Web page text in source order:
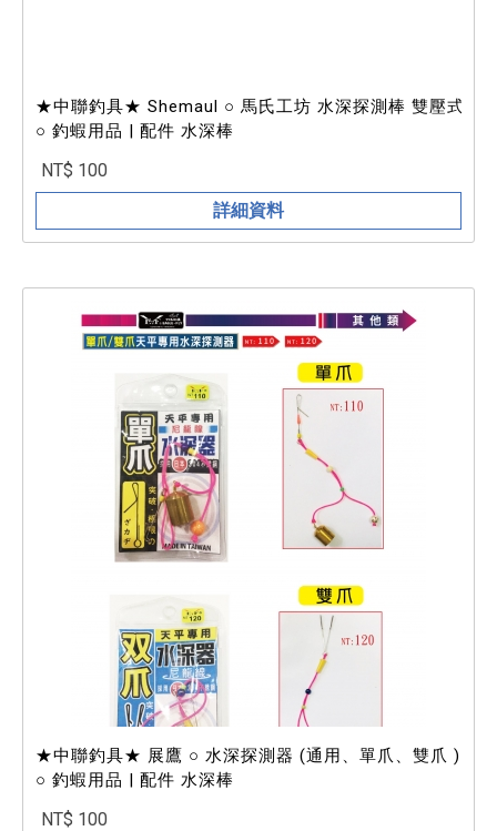
★中聯釣具★ Shemaul ○ 馬氏工坊 水深探測棒 雙壓式
○ 釣蝦用品 | 配件 水深棒
NT$ 100
詳細資料
★中聯釣具★ 展鷹 ○ 水深探測器 (通用、單爪、雙爪 )
○ 釣蝦用品 | 配件 水深棒
NT$ 100